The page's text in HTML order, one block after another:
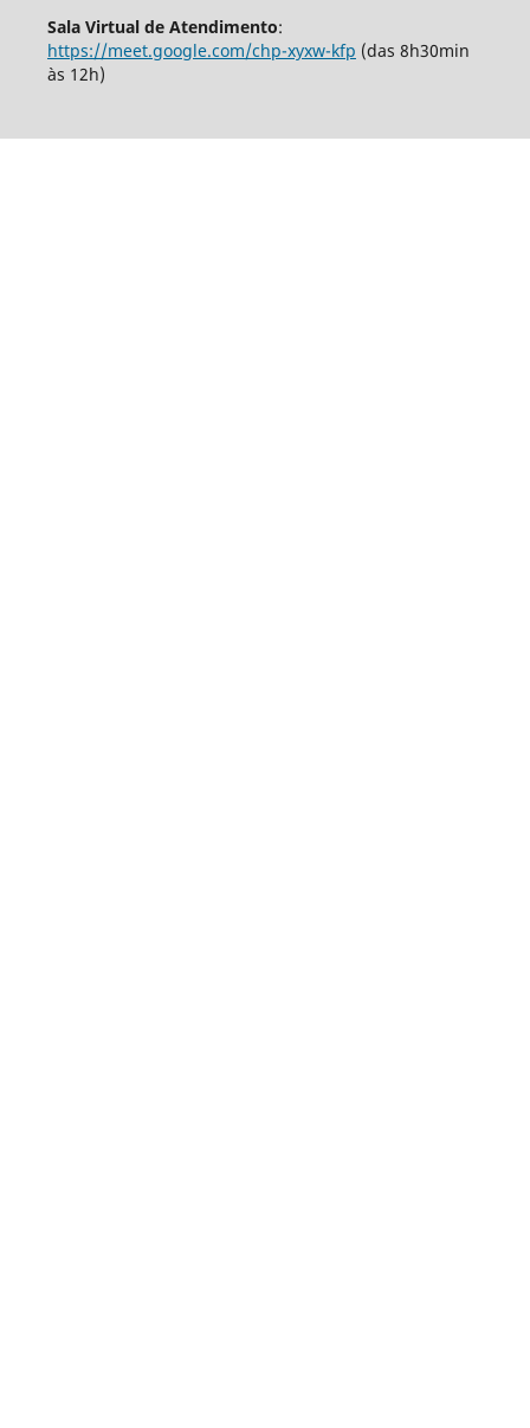
Sala Virtual de Atendimento:
https://meet.google.com/chp-xyxw-kfp (das 8h30min
às 12h)